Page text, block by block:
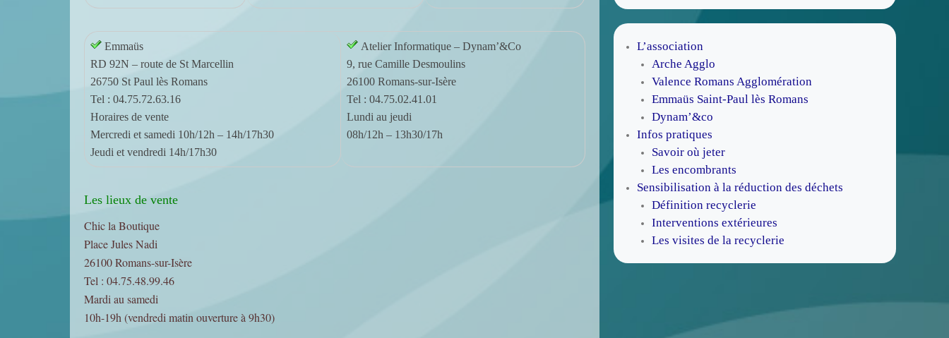
m
i
Emmaüs
RD 92N – route de St Marcellin
26750 St Paul lès Romans
Tel : 04.75.72.63.16
Horaires de vente
Mercredi et samedi 10h/12h – 14h/17h30
Jeudi et vendredi 14h/17h30
Atelier Informatique – Dynam’&Co
9, rue Camille Desmoulins
26100 Romans-sur-Isère
Tel : 04.75.02.41.01
Lundi au jeudi
08h/12h – 13h30/17h
Les lieux de vente
Chic la Boutique
Place Jules Nadi
26100 Romans-sur-Isère
Tel : 04.75.48.99.46
Mardi au samedi
10h-19h (vendredi matin ouverture à 9h30)
L’association
Arche Agglo
Valence Romans Agglomération
Emmaüs Saint-Paul lès Romans
Dynam’&co
Infos pratiques
Savoir où jeter
Les encombrants
Sensibilisation à la réduction des déchets
Définition recyclerie
Interventions extérieures
Les visites de la recyclerie